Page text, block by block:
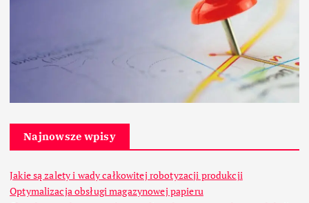
Najnowsze wpisy
Jakie są zalety i wady całkowitej robotyzacji produkcji
Optymalizacja obsługi magazynowej papieru